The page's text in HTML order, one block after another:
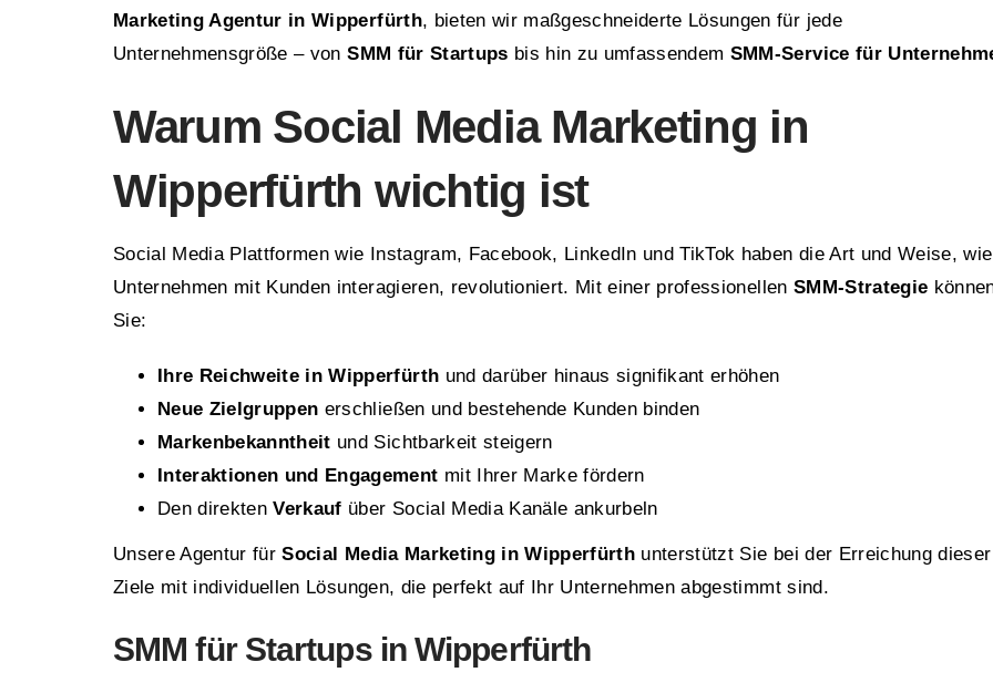
Marketing Agentur in Wipperfürth, bieten wir maßgeschneiderte Lösungen für jede
Unternehmensgröße – vonSMM für Startups bis hin zu umfassendem SMM-Service für
Warum Social Media Marketing in
Wipperfürth wichtig ist
Social Media Plattformen wie Instagram, Facebook, LinkedIn und TikTok haben die Art und Weise, wie
Unternehmen mit Kunden interagieren, revolutioniert. Mit einer professionellen SMM-Strategie
Sie:
Ihre Reichweite in Wipperfürth und darüber hinaus signifikant erhöhen
Neue Zielgruppen erschließen und bestehende Kunden binden
Markenbekanntheit und Sichtbarkeit steigern
Interaktionen und Engagement mit Ihrer Marke fördern
Den direktenVerkauf über Social Media Kanäle ankurbeln
Unsere Agentur fürSocial Media Marketing in Wipperfürth unterstützt Sie bei der Erreichung dieser
Ziele mit individuellen Lösungen, die perfekt auf Ihr Unternehmen abgestimmt sind.
SMM für Startups in Wipperfürth